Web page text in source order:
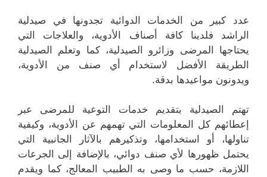
عدد كبير من الخدمات الدوائية تجدونها في صيدلية
الراشد فلدينا كافة أصناف الأدوية، والعلاجات التي
يحتاجها المرضى وزائرو الصيدلية، كما وتعلم الصيدلية
الطريقة الأفضل لاستخدام أي صنف من الأدوية،
ويدونون مواعيدها بدقة.
تهتم الصيدلية بتقديم خدمات التوعية للمرضى عبر
إعطائهم كل المعلومات التي تهمهم عن الأدوية، وكيفية
تناولها، أو استخدامها، وتذكيرهم بالآثار الجانبية التي
يحتمل ظهورها لأي صنف دوائي، بالإضافة إلى الجرعات
اللازمة، حسب ما وصى به الطبيب المعالج، كما ويقدم